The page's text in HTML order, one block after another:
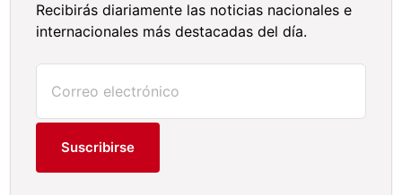
Recibirás diariamente las noticias nacionales e
internacionales más destacadas del día.
Suscribirse